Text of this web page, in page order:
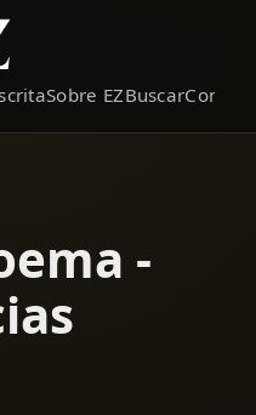
Sobre EZBuscar
-